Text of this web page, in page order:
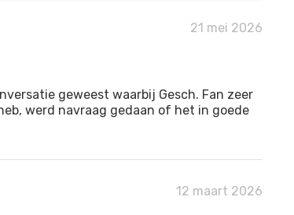
21 mei 2026
geweest waarbij Gesch. Fan zeer
werd navraag gedaan of het in goede
12 maart 2026